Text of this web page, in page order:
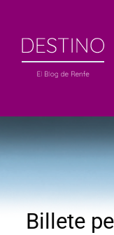
contenido
Billete